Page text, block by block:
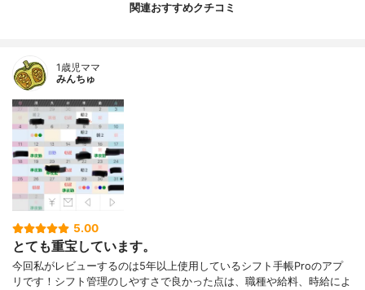
関連おすすめクチコミ
1歳児ママ
みんちゅ
5.00
とても重宝しています。
今回私がレビューするのは5年以上使用しているシフト手帳Proのアプ
リです！シフト管理のしやすさで良かった点は、職種や給料、時給によ